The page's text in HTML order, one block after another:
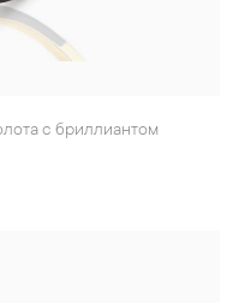
с бриллиантом